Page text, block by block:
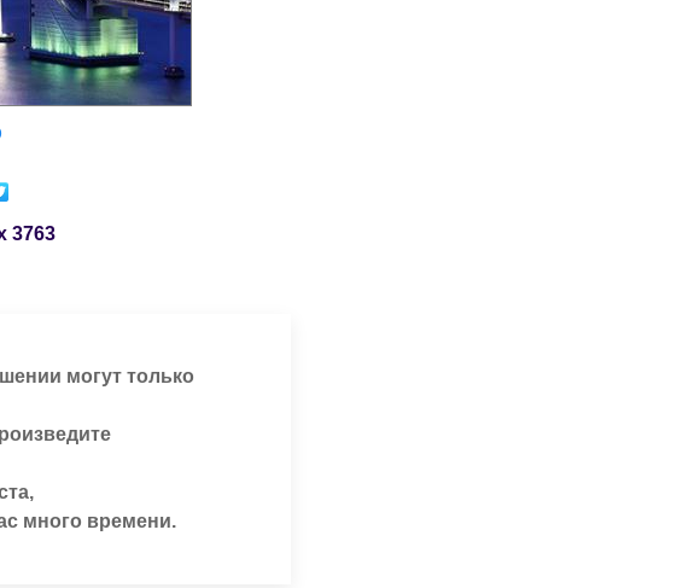
3763
могут только
много времени.